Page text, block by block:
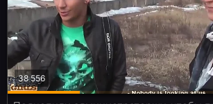
38 556